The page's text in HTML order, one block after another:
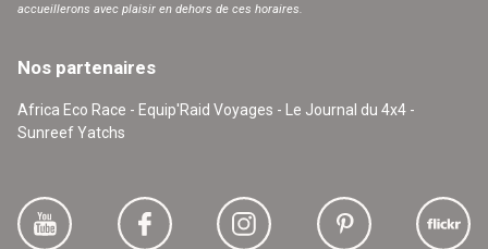
accueillerons avec plaisir en dehors de ces horaires.
Nos partenaires
Africa Eco Race - Equip'Raid Voyages - Le Journal du 4x4 -
Sunreef Yatchs